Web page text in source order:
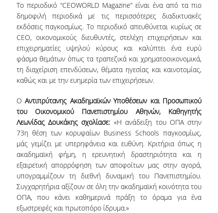
ΠΟΙΟΤΗΤΑΣ
ΠΙΣΤΟΠΟΙΗΣΗ
ΑΞΙΟΛΟΓΗΣΗ
ΜΟ.ΔΙ.Π.
ΕΡΕΥΝΑ
ΕΡΕΥΝΗΤΙΚΑ ΕΡΓΑΣΤΗΡΙΑ
ΔΗΜΟΣΙΕΥΣΕΙΣ ΣΕ
ΕΠΙΣΤΗΜΟΝΙΚΑ
ΠΕΡΙΟΔΙΚΑ
ΔΗΜΟΣΙΕΥΣΕΙΣ ΣΕ
ΕΠΙΣΤΗΜΟΝΙΚΑ
ΣΥΝΕΔΡΙΑ
Το περιοδικό “CEOWORLD Magazine” είναι ένα από τα πιο
δημοφιλή περιοδικά με τις περισσότερες διαδικτυακές
εκδόσεις παγκοσμίως. Το περιοδικό απευθύνεται κυρίως σε
CEO, οικονομικούς διευθυντές, στελέχη επιχειρήσεων και
επιχειρηματίες υψηλού κύρους και καλύπτει ένα ευρύ
φάσμα θεμάτων όπως τα τραπεζικά και χρηματοοικονομικά,
τη διαχείριση επενδύσεων, θέματα ηγεσίας και καινοτομίας,
καθώς και με την ευημερία των επιχειρήσεων.
ΟΑντιπρύτανης Ακαδημαϊκών Υποθέσεων και Προσωπικού
του Οικονομικού Πανεπιστημίου Αθηνών, Καθηγητής
Λεωνίδας Δουκάκης σχολίασε: «Η ανάδειξη του ΟΠΑ στην
73ηθέση των κορυφαίων Business Schools παγκοσμίως,
μάς γεμίζει με υπερηφάνεια και ευθύνη. Κριτήρια όπως η
ακαδημαϊκή φήμη, η ερευνητική δραστηριότητα και η
εξαιρετική απορρόφηση των αποφοίτων μας στην αγορά,
υπογραμμίζουν τη διεθνή δυναμική του Πανεπιστημίου.
Συγχαρητήρια αξίζουν σε όλη την ακαδημαϊκή κοινότητα του
ΟΠΑ, που κάνει καθημερινά πράξη το όραμα για ένα
εξωστρεφές και πρωτοπόρο ίδρυμα.»